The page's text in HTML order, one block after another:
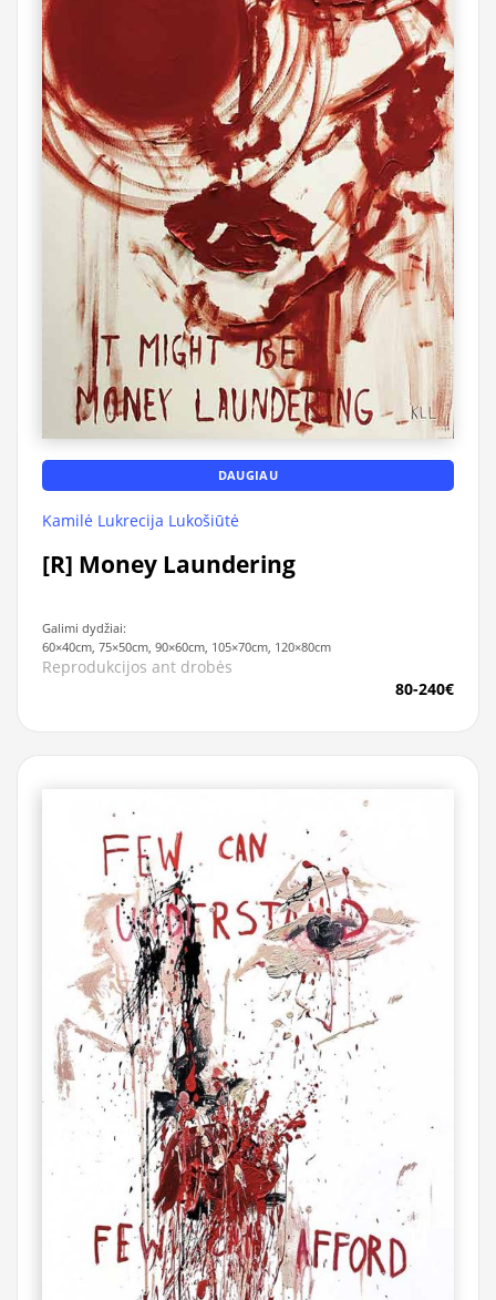
DAUGIAU
Kamilė Lukrecija Lukošiūtė
[R] Money Laundering
Galimi dydžiai:
60×40cm, 75×50cm, 90×60cm, 105×70cm, 120×80cm
Reprodukcijos ant drobės
80-240€